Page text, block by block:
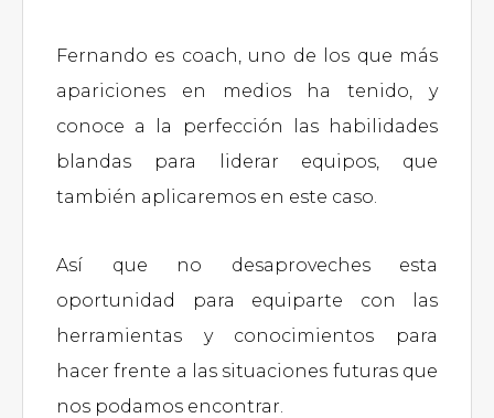
Fernando es coach, uno de los que más
apariciones en medios ha tenido, y
conoce a la perfección las habilidades
blandas para liderar equipos, que
también aplicaremos en este caso.
Así que no desaproveches esta
oportunidad para equiparte con las
herramientas y conocimientos para
hacer frente a las situaciones futuras que
nos podamos encontrar.